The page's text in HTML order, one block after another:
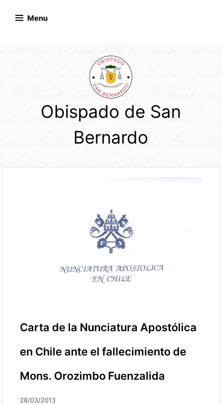
Menu
Obispado de San
Bernardo
Carta de la Nunciatura Apostólica
en Chile ante el fallecimiento de
Mons. Orozimbo Fuenzalida
28/03/2013